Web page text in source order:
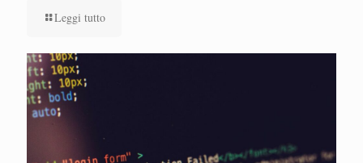
Leggi tutto